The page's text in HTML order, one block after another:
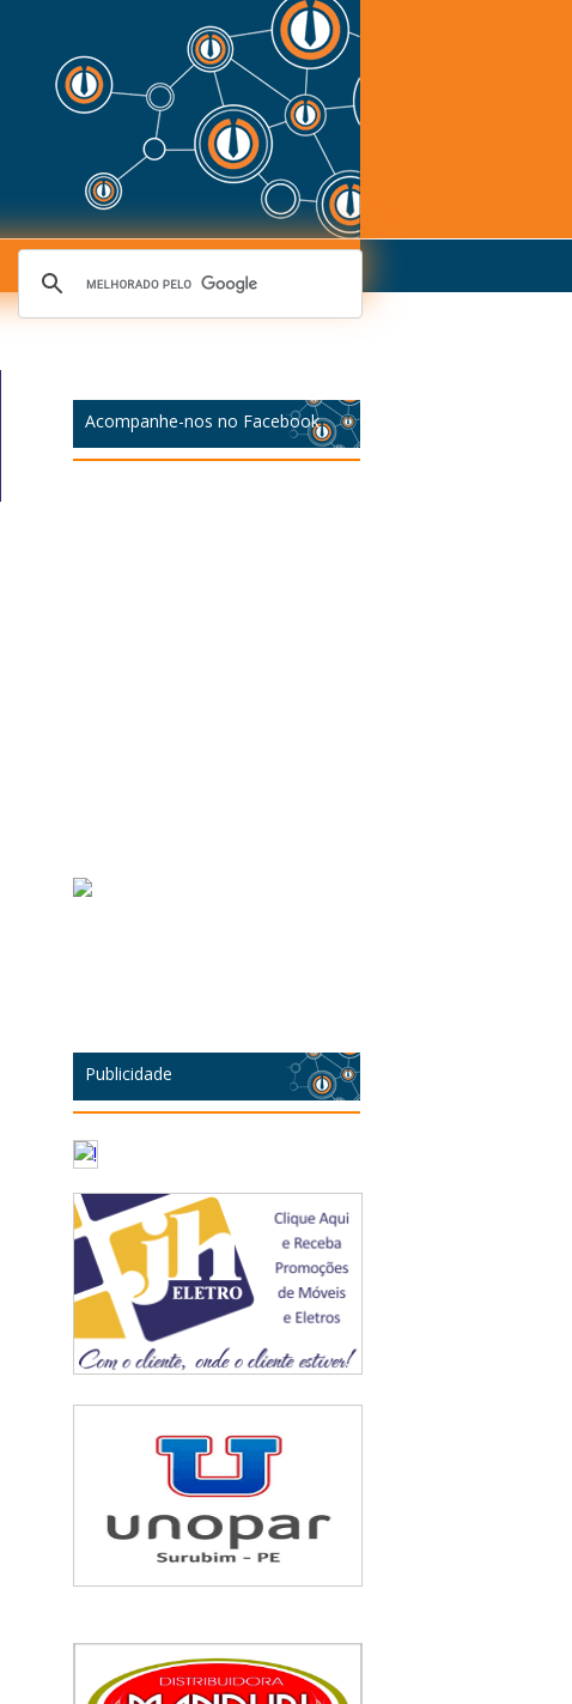
Acompanhe-nos no Facebook
Publicidade